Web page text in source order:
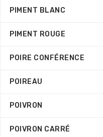
PIMENT BLANC
PIMENT ROUGE
POIRE CONFÉRENCE
POIREAU
POIVRON
POIVRON CARRÉ